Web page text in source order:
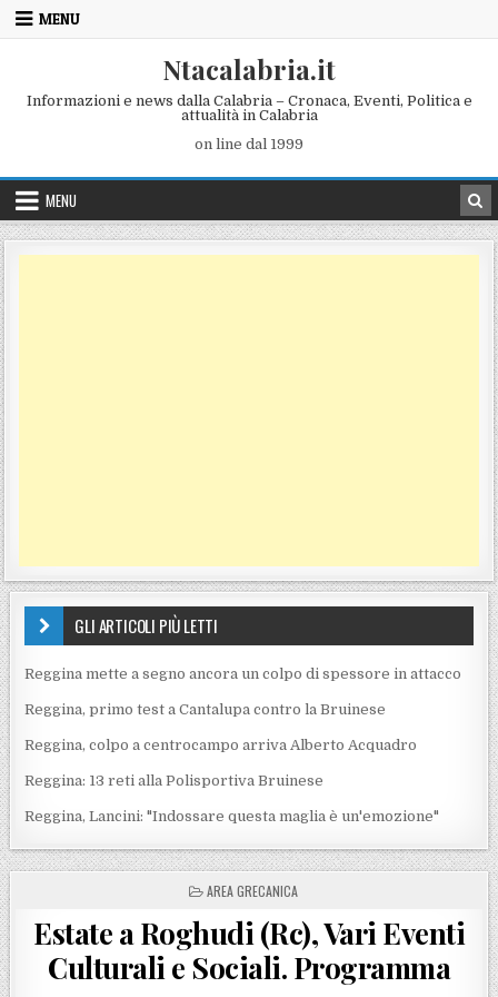
Skip to content
MENU
Ntacalabria.it
Informazioni e news dalla Calabria – Cronaca, Eventi, Politica e
attualità in Calabria
on line dal 1999
MENU
GLI ARTICOLI PIÙ LETTI
Reggina mette a segno ancora un colpo di spessore in attacco
Reggina, primo test a Cantalupa contro la Bruinese
Reggina, colpo a centrocampo arriva Alberto Acquadro
Reggina: 13 reti alla Polisportiva Bruinese
Reggina, Lancini: "Indossare questa maglia è un'emozione"
POSTED IN
AREA GRECANICA
Estate a Roghudi (Rc), Vari Eventi
Culturali e Sociali. Programma